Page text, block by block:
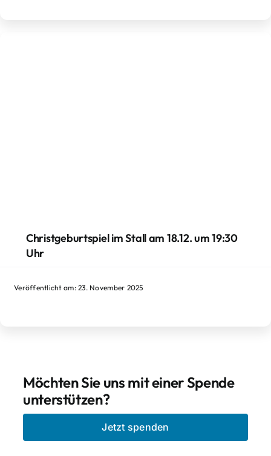
Christgeburtspiel im Stall am 18.12. um 19:30
Uhr
Veröffentlicht am: 23. November 2025
Möchten Sie uns mit einer Spende
unterstützen?
Jetzt spenden